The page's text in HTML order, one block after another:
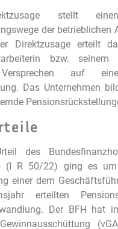
stellt
der betrieblichen
Direktzusage erteilt
bzw. seinem
auf
Das Unternehmen
des
(I R 50/22) ging es um
einer dem
erteilten
Der BFH hat